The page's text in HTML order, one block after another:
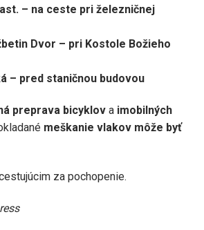
– na ceste pri železničnej
Dvor – pri Kostole Božieho
– pred staničnou budovou
preprava bicyklov a imobilných
meškanie vlakov môže byť
za pochopenie.